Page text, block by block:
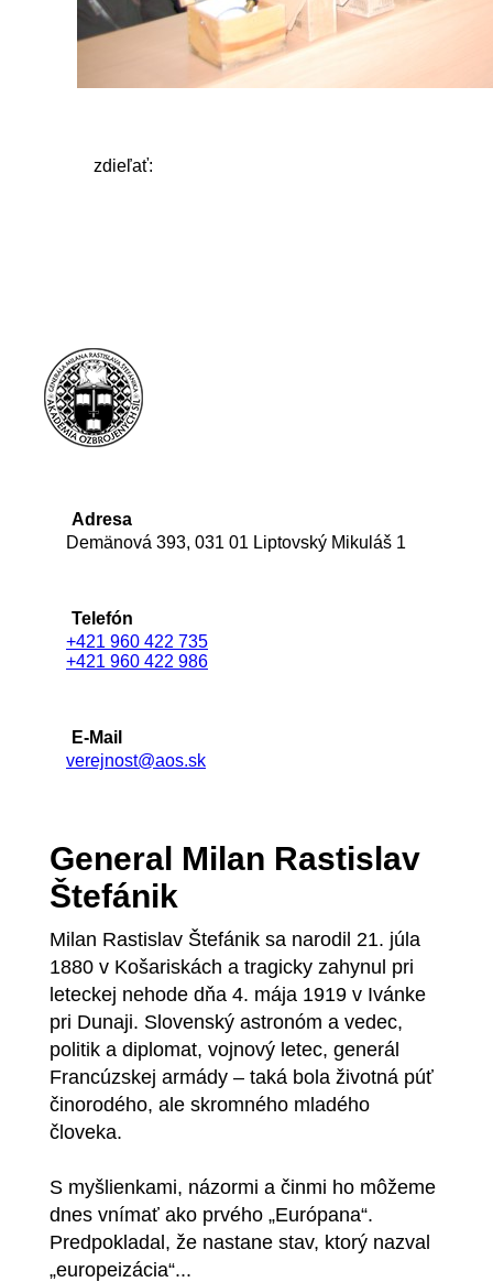
zdieľať:
Adresa
Demänová 393, 031 01 Liptovský Mikuláš 1
Telefón
+421 960 422 735
+421 960 422 986
E-Mail
verejnost@aos.sk
General Milan Rastislav
Štefánik
Milan Rastislav Štefánik sa narodil 21. júla
1880 v Košariskách a tragicky zahynul pri
leteckej nehode dňa 4. mája 1919 v Ivánke
pri Dunaji. Slovenský astronóm a vedec,
politik a diplomat, vojnový letec, generál
Francúzskej armády – taká bola životná púť
činorodého, ale skromného mladého
človeka.
S myšlienkami, názormi a činmi ho môžeme
dnes vnímať ako prvého „Európana“.
Predpokladal, že nastane stav, ktorý nazval
„europeizácia“...